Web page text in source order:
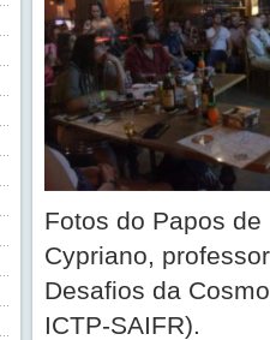
Fotos do Papos
Cypriano,
Desafios da
ICTP-SAIFR).